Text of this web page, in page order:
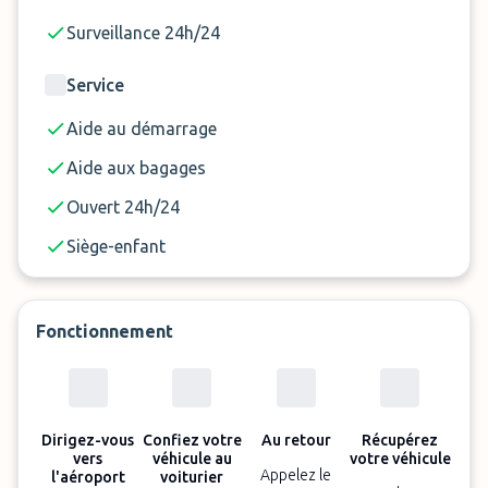
l’aéroport de Genève !
Longueur maximale du véhicule acceptée : 5,30
Hauteur maximale : sans limite à l’extérieur, 1,90
m en parking couvert
Surveillance 24h/24
Service
Aide au démarrage
Aide aux bagages
Ouvert 24h/24
Siège-enfant
Fonctionnement
Dirigez-vous
vers
l'aéroport
Confiez votre
véhicule au
voiturier
Au retour
Appelez le
Récupérez
votre véhicule